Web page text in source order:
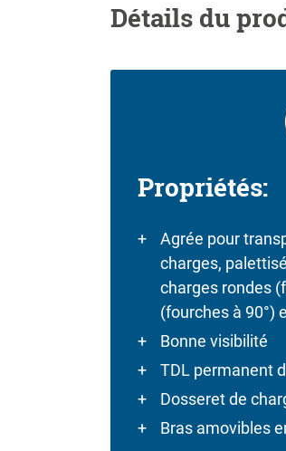
Détails du
Propriétés:
Agrée pour
charges,
charges rondes
(fourches à 90°)
Bonne visibilité
TDL permanent
Dosseret de
Bras amovibles